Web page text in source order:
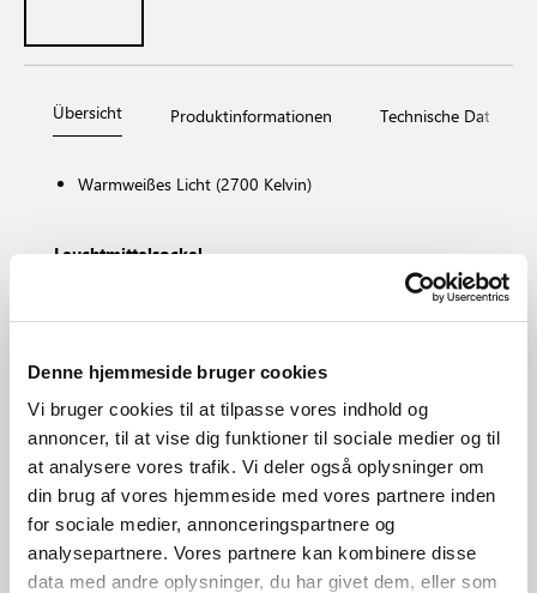
Denne hjemmeside bruger cookies
Vi bruger cookies til at tilpasse vores indhold og
annoncer, til at vise dig funktioner til sociale medier og til
at analysere vores trafik. Vi deler også oplysninger om
din brug af vores hjemmeside med vores partnere inden
for sociale medier, annonceringspartnere og
analysepartnere. Vores partnere kan kombinere disse
data med andre oplysninger, du har givet dem, eller som
Übersicht Produktinformationen Technische Daten
Warmweißes Licht (2700 Kelvin)
Leuchtmittelsockel
Farbtemperatur (K)
Helligkeit des Lichts (Lumen)
470.0
Bereich
Diverse (je nach Platzierung)
Hauptmaterial
Glas